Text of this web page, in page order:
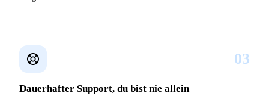
03
Dauerhafter Support, du bist nie allein